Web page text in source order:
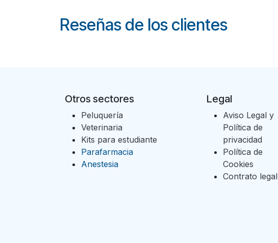
Reseñas de los clientes
Otros sectores
Peluquería
Veterinaria
Kits para estudiante
Parafarmacia
Anestesia
Legal
Aviso Legal y
Política de
privacidad
Política de
Cookies
Contrato legal